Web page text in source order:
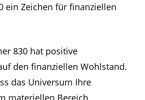
ein Zeichen für finanziellen
830 hat positive
den finanziellen Wohlstand.
das Universum Ihre
materiellen Bereich